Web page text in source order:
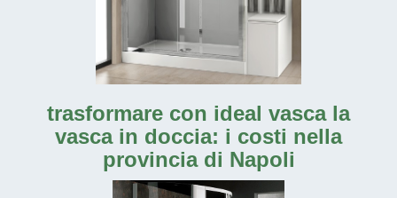
trasformare con ideal vasca la
vasca in doccia: i costi nella
provincia di Napoli